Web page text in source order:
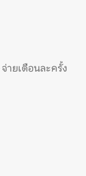
ายเดือนละครั้ง